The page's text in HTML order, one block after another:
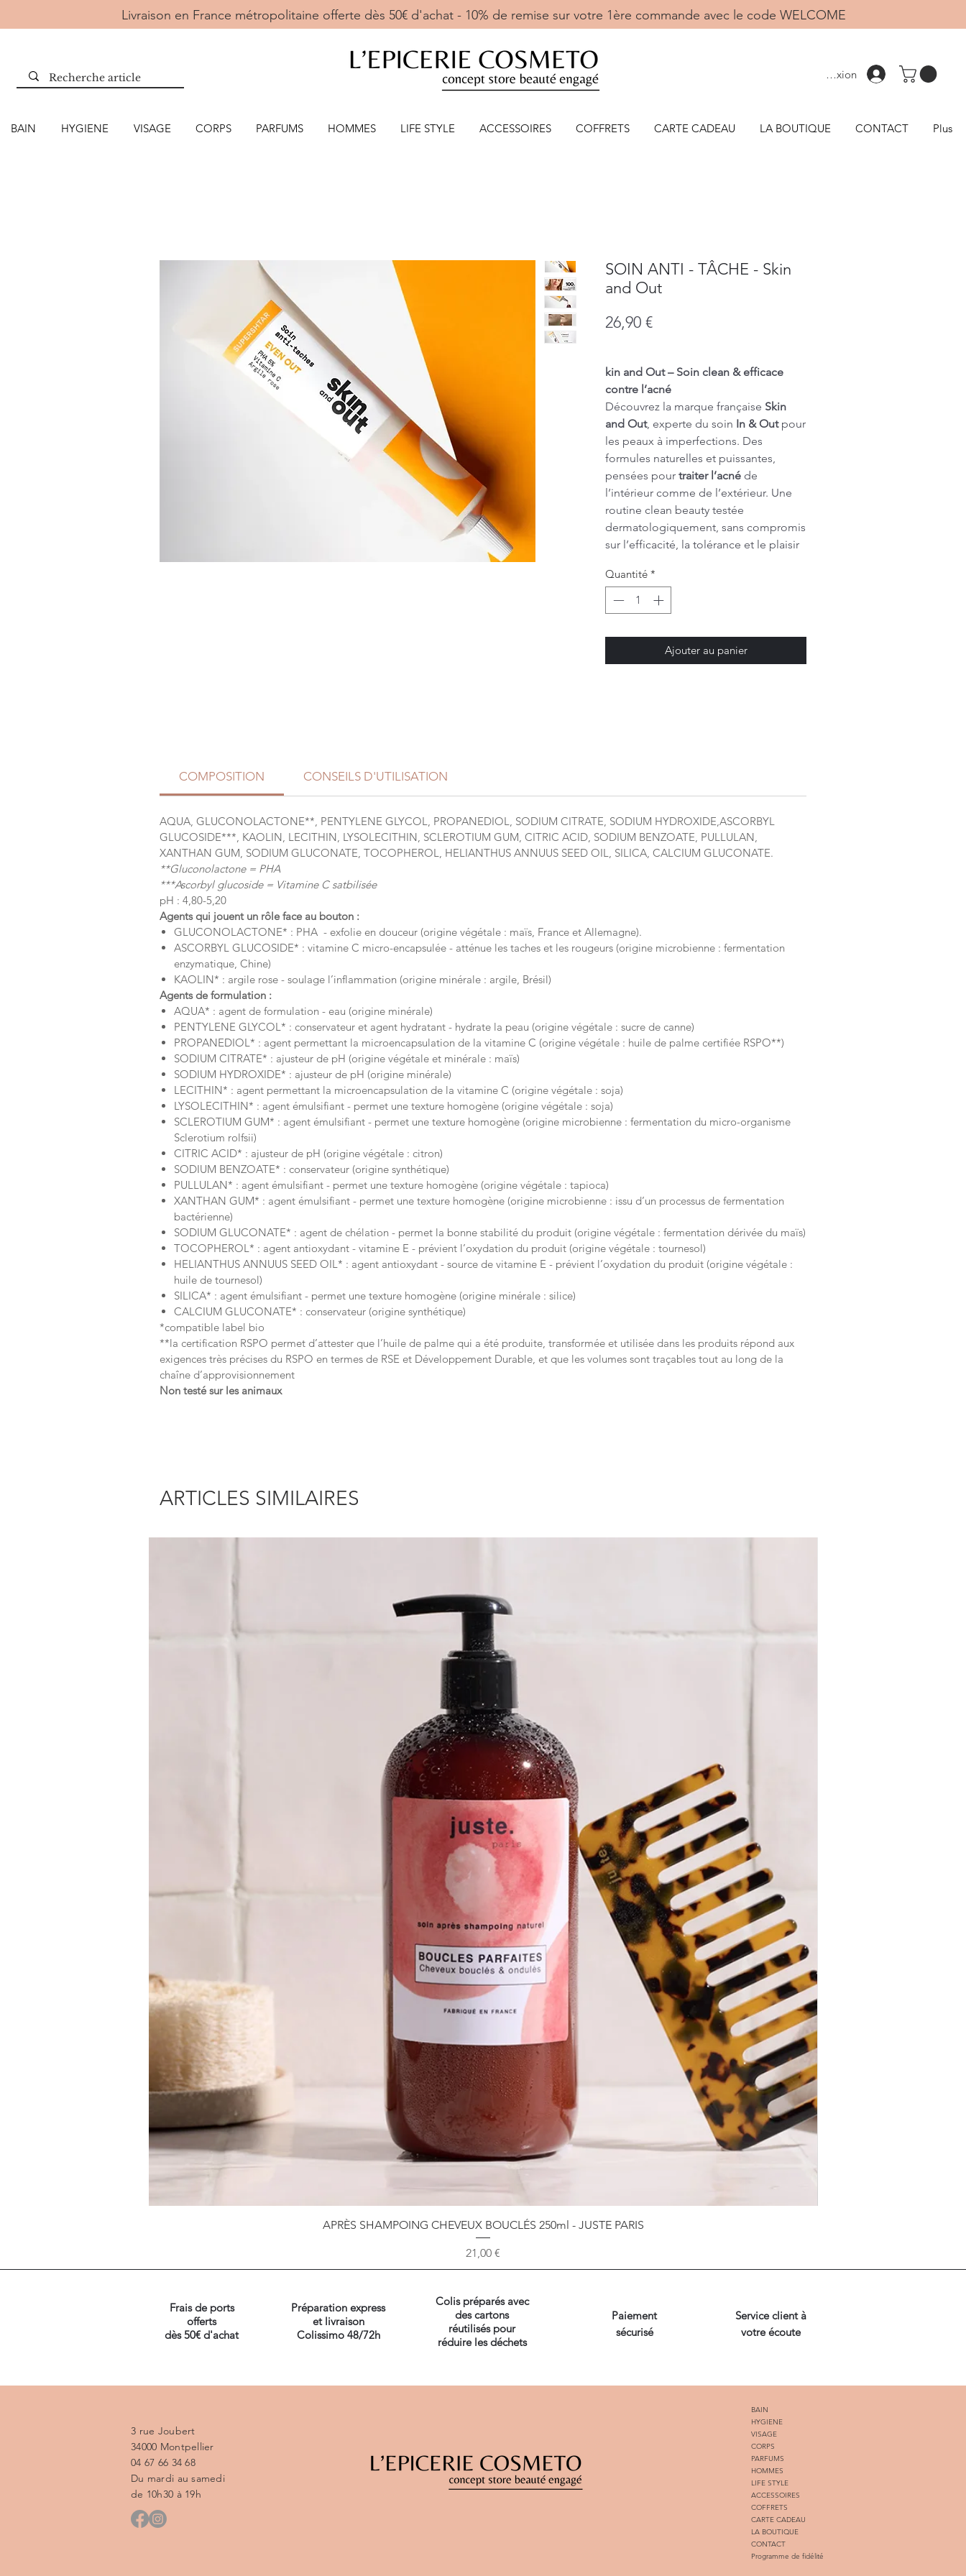
Livraison en France métropolitaine offerte dès 50€ d'achat - 10% de remise sur votre 1ère commande avec le code WELCOME
Connexion
BAIN HYGIENE VISAGE CORPS PARFUMS HOMMES LIFE STYLE ACCESSOIRES COFFRETS CARTE CADEAU LA BOUTIQUE CONTACT Plus
SOIN ANTI - TÂCHE - Skin
and Out
26,90 €Prix
kin and Out – Soin clean & efficace
contre l’acné
Découvrez la marque française Skin
and Out, experte du soin In & Outpour
les peaux à imperfections. Des
formules naturelles et puissantes,
pensées pour traiter l’acné de
l’intérieur comme de l’extérieur. Une
routine clean beauty testée
dermatologiquement, sans compromis
sur l’efficacité, la tolérance et le plaisir
sensibles, mixtes à grasses, sujettes
aux boutons, rougeurs ou excès de
sébum.
Le soin anti-taches acné atténue les
taches brunes et rouges laissées par
brunes & rouges
PHA (5%) :Exfolie en douceur
Argile Rose :Soulage l’inflammation
Quantité *
Ajouter au panier
COMPOSITION CONSEILS D'UTILISATION
AQUA, GLUCONOLACTONE**, PENTYLENE GLYCOL, PROPANEDIOL, SODIUM CITRATE, SODIUM HYDROXIDE,ASCORBYL
GLUCOSIDE***, KAOLIN, LECITHIN, LYSOLECITHIN, SCLEROTIUM GUM, CITRIC ACID, SODIUM BENZOATE, PULLULAN,
XANTHAN GUM, SODIUM GLUCONATE, TOCOPHEROL, HELIANTHUS ANNUUS SEED OIL, SILICA, CALCIUM GLUCONATE.
**Gluconolactone = PHA
***Ascorbyl glucoside = Vitamine C satbilisée
pH : 4,80-5,20
Agents qui jouent un rôle face au bouton :
GLUCONOLACTONE* : PHA - exfolie en douceur (origine végétale : maïs, France et Allemagne).
ASCORBYL GLUCOSIDE* : vitamine C micro-encapsulée - atténue les taches et les rougeurs (origine microbienne : fermentation
enzymatique, Chine)
KAOLIN* : argile rose - soulage l’inflammation (origine minérale : argile, Brésil)
Agents de formulation :
AQUA* : agent de formulation - eau (origine minérale)
PENTYLENE GLYCOL* : conservateur et agent hydratant - hydrate la peau (origine végétale : sucre de canne)
PROPANEDIOL* : agent permettant la microencapsulation de la vitamine C (origine végétale : huile de palme certifiée RSPO**)
SODIUM CITRATE* : ajusteur de pH (origine végétale et minérale : maïs)
SODIUM HYDROXIDE* : ajusteur de pH (origine minérale)
LECITHIN* : agent permettant la microencapsulation de la vitamine C (origine végétale : soja)
LYSOLECITHIN* : agent émulsifiant - permet une texture homogène (origine végétale : soja)
SCLEROTIUM GUM* : agent émulsifiant - permet une texture homogène (origine microbienne : fermentation du micro-organisme
Sclerotium rolfsii)
CITRIC ACID* : ajusteur de pH (origine végétale : citron)
SODIUM BENZOATE* : conservateur (origine synthétique)
PULLULAN* : agent émulsifiant - permet une texture homogène (origine végétale : tapioca)
XANTHAN GUM* : agent émulsifiant - permet une texture homogène (origine microbienne : issu d’un processus de fermentation
bactérienne)
SODIUM GLUCONATE* : agent de chélation - permet la bonne stabilité du produit (origine végétale : fermentation dérivée du maïs)
TOCOPHEROL* : agent antioxydant - vitamine E - prévient l’oxydation du produit (origine végétale : tournesol)
HELIANTHUS ANNUUS SEED OIL* : agent antioxydant - source de vitamine E - prévient l’oxydation du produit (origine végétale :
huile de tournesol)
SILICA* : agent émulsifiant - permet une texture homogène (origine minérale : silice)
CALCIUM GLUCONATE* : conservateur (origine synthétique)
*compatible label bio
**la certification RSPO permet d’attester que l’huile de palme qui a été produite, transformée et utilisée dans les produits répond aux
exigences très précises du RSPO en termes de RSE et Développement Durable, et que les volumes sont traçables tout au long de la
chaîne d’approvisionnement
Non testé sur les animaux
ARTICLES SIMILAIRES
Aperçu rapide
APRÈS SHAMPOING CHEVEUX BOUCLÉS 250ml - JUSTE PARIS
Prix
21,00 €
Frais de ports
offerts
dès 50€ d'achat
Préparation express
et livraison
Colissimo 48/72h
Colis préparés avec
des cartons
réutilisés pour
réduire les déchets
Paiement
sécurisé
Service client à
votre écoute
3 rue Joubert
34000 Montpellier
04 67 66 34 68
Du mardi au samedi
de 10h30 à 19h
BAIN
HYGIENE
VISAGE
CORPS
PARFUMS
HOMMES
LIFE STYLE
ACCESSOIRES
COFFRETS
CARTE CADEAU
LA BOUTIQUE
CONTACT
Programme de fidélité